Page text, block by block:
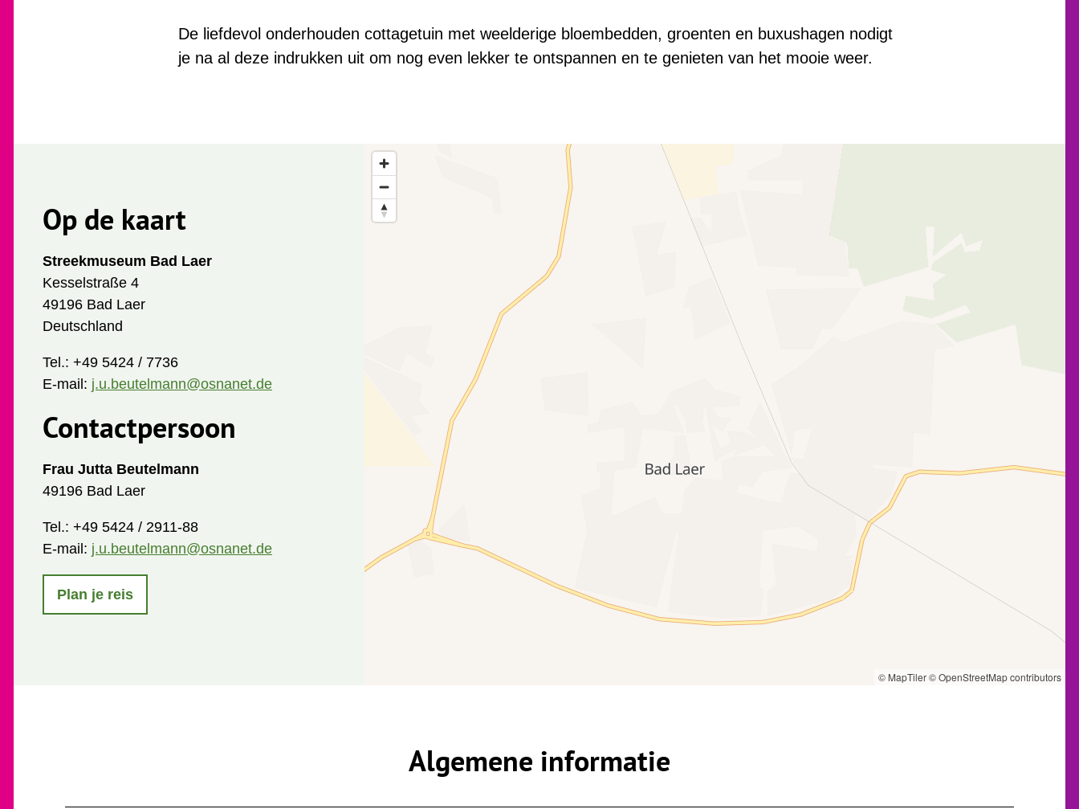
De liefdevol onderhouden cottagetuin met weelderige bloembedden, groenten en buxushagen nodigt
je na al deze indrukken uit om nog even lekker te ontspannen en te genieten van het mooie weer.
Op de kaart
Streekmuseum Bad Laer
Kesselstraße 4
49196 Bad Laer
Deutschland
Tel.: +49 5424 / 7736
E-mail: j.u.beutelmann@osnanet.de
Contactpersoon
Frau Jutta Beutelmann
49196 Bad Laer
Tel.: +49 5424 / 2911-88
E-mail: j.u.beutelmann@osnanet.de
Plan je reis
© MapTiler© OpenStreetMap contributors
Algemene informatie